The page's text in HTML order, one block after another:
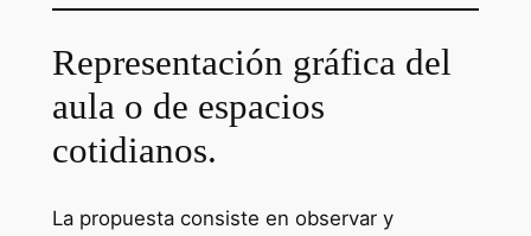
Representación gráfica del
aula o de espacios
cotidianos.
La propuesta consiste en observar y